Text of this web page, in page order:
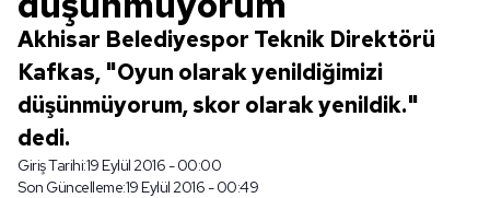
Akhisar Belediyespor Teknik Direktörü
Kafkas, "Oyun olarak yenildiğimizi
düşünmüyorum, skor olarak yenildik."
dedi.
Giriş Tarihi:19 Eylül 2016 - 00:00
Son Güncelleme:19 Eylül 2016 - 00:49